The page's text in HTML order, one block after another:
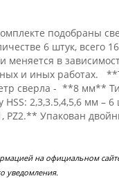
подобраны
6 штук, всего
меняется в
и иных работах.
сверла - **8 мм**
2,3,3.5,4,5,6 мм –
PZ2.** Упакован
на официальном
уведомления.